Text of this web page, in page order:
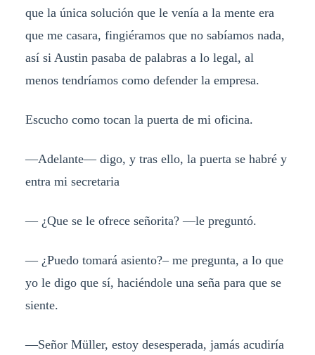
que la única solución que le venía a la mente era
que me casara, fingiéramos que no sabíamos nada,
así si Austin pasaba de palabras a lo legal, al
menos tendríamos como defender la empresa.
Escucho como tocan la puerta de mi oficina.
—Adelante— digo, y tras ello, la puerta se habré y
entra mi secretaria
— ¿Que se le ofrece señorita? —le preguntó.
— ¿Puedo tomará asiento?– me pregunta, a lo que
yo le digo que sí, haciéndole una seña para que se
siente.
—Señor Müller, estoy desesperada, jamás acudiría